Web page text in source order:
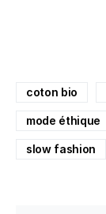
coton bio
mode éthique
slow fashion